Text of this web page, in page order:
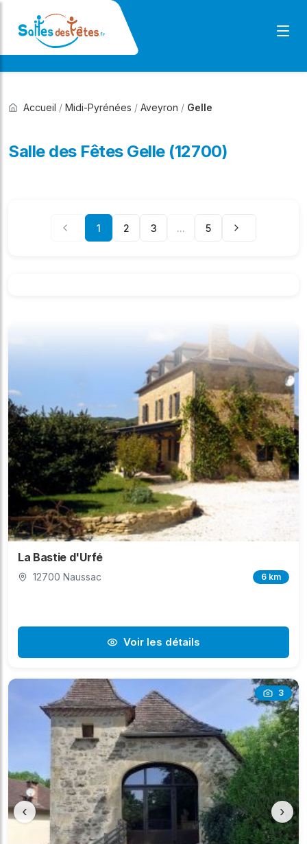
Accueil / Midi-Pyrénées / Aveyron / Gelle
Salle des Fêtes Gelle (12700)
1 2 3 ... 5
La Bastie d'Urfé
12700 Naussac 6 km
Voir les détails
3
‹ ›